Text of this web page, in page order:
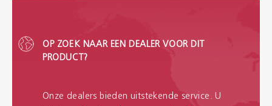
OP ZOEK NAAR EEN DEALER VOOR DIT
PRODUCT?
Onze dealers bieden uitstekende service. U